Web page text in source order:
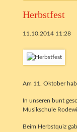
Herbstfest
11.10.2014 11:28
Am 11. Oktober
In unseren bunt
Musikschule
Beim Herbstquiz